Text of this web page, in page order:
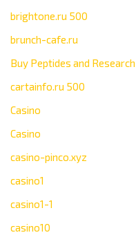
brightone.ru 500
brunch-cafe.ru
Buy Peptides and
cartainfo.ru 500
Casino
Casino
casino-pinco.xyz
casino1
casino1-1
casino10